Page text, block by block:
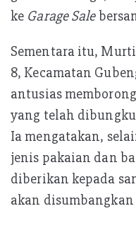
ke Garage Sale
Sementara itu,
8, Kecamatan
antusias
yang telah
Ia mengatakan,
jenis pakaian dan
diberikan kepada
akan